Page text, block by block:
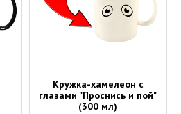
Кружка-хамелеон с
глазами "Проснись и пой"
(300 мл)